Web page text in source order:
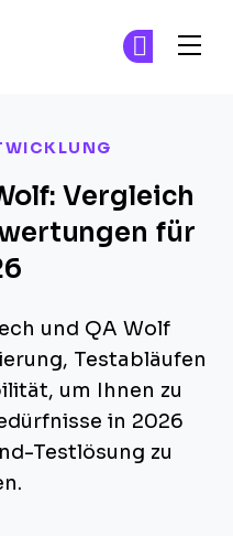
Vergleich
für
und QA Wolf
Testabläufen
um Ihnen zu
in 2026
Testlösung zu